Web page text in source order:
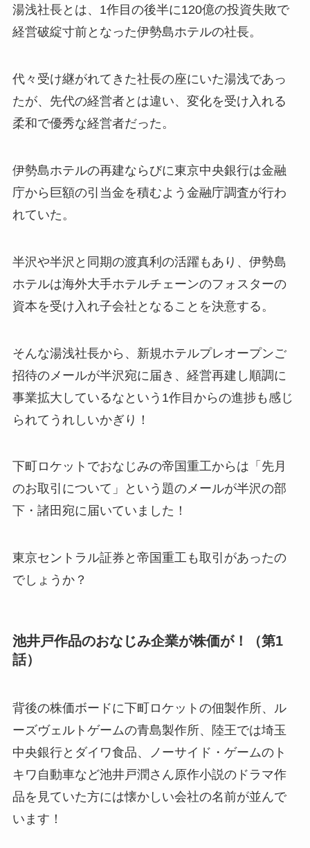
湯浅社長とは、1作目の後半に120億の投資失敗で
経営破綻寸前となった伊勢島ホテルの社長。
代々受け継がれてきた社長の座にいた湯浅であっ
たが、先代の経営者とは違い、変化を受け入れる
柔和で優秀な経営者だった。
伊勢島ホテルの再建ならびに東京中央銀行は金融
庁から巨額の引当金を積むよう金融庁調査が行わ
れていた。
半沢や半沢と同期の渡真利の活躍もあり、伊勢島
ホテルは海外大手ホテルチェーンのフォスターの
資本を受け入れ子会社となることを決意する。
そんな湯浅社長から、新規ホテルプレオープンご
招待のメールが半沢宛に届き、経営再建し順調に
事業拡大しているなという1作目からの進捗も感じ
られてうれしいかぎり！
下町ロケットでおなじみの帝国重工からは「先月
のお取引について」という題のメールが半沢の部
下・諸田宛に届いていました！
東京セントラル証券と帝国重工も取引があったの
でしょうか？
池井戸作品のおなじみ企業が株価が！（第1
話）
背後の株価ボードに下町ロケットの佃製作所、ル
ーズヴェルトゲームの青島製作所、陸王では埼玉
中央銀行とダイワ食品、ノーサイド・ゲームのト
キワ自動車など池井戸潤さん原作小説のドラマ作
品を見ていた方には懐かしい会社の名前が並んで
います！